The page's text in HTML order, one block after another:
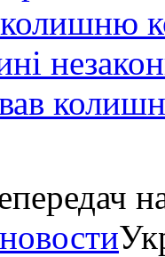
колишню